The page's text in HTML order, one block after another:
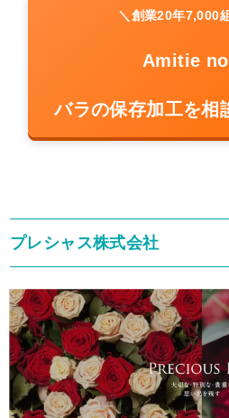
＼創業20年7,000
Amitie
バラの保存加工を相
プレシャス株式会社